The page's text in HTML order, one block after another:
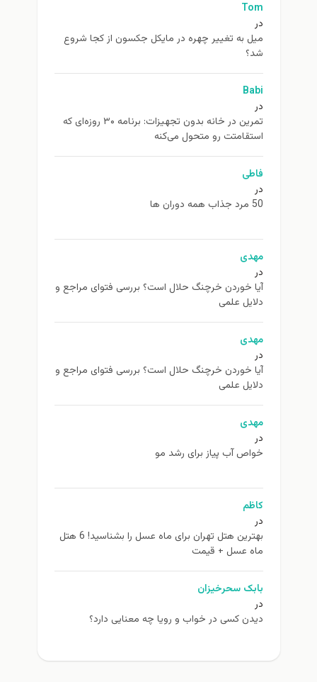
Tom
در
ميل به تغيير چهره در مایکل جکسون از كجا شروع
شد؟
Babi
در
تمرین در خانه بدون تجهیزات: برنامه ۳۰ روزه‌ای که
استقامتت رو متحول می‌کنه
فاطی
در
50 مرد جذاب همه دوران ها
مهدی
در
آیا خوردن خرچنگ حلال است؟ بررسی فتوای مراجع و
دلایل علمی
مهدی
در
آیا خوردن خرچنگ حلال است؟ بررسی فتوای مراجع و
دلایل علمی
مهدی
در
خواص آب پیاز برای رشد مو
کاظم
در
بهترین هتل تهران برای ماه عسل را بشناسید! 6 هتل
ماه عسل + قیمت
بابک سحرخیزان
در
دیدن کسی در خواب و رویا چه معنایی دارد؟